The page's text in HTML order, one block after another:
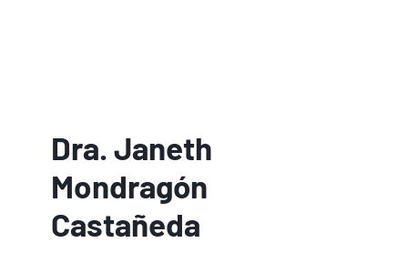
Dra. Janeth
Mondragón
Castañeda